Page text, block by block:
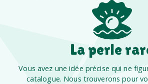
La perle
Vous avez une idée précise qui ne
catalogue. Nous trouverons pour